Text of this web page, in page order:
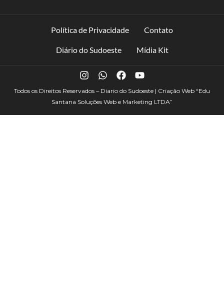
Política de Privacidade Contato
Diário do Sudoeste Mídia Kit
Todos os Direitos Reservados – Diario do Sudoeste | Criação Web “Edu
Santana Soluções Web e Marketing LTDA”